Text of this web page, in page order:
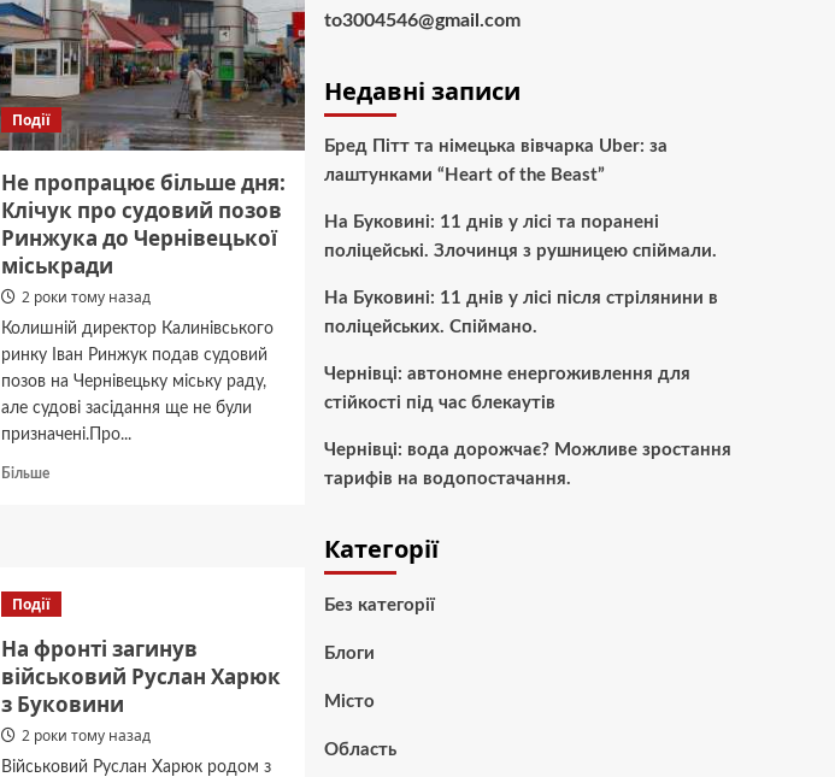
Події
Не пропрацює більше дня:
Клічук про судовий позов
Ринжука до Чернівецької
міськради
2 роки тому назад
Колишній директор Калинівського
ринку Іван Ринжук подав судовий
позов на Чернівецьку міську раду,
але судові засідання ще не були
призначені.Про...
БільшеДокладніше
Клічук
судовий
позов
Ринжука
Чернівецької
міськради
Події
На фронті загинув
військовий Руслан Харюк
з Буковини
2 роки тому назад
Військовий Руслан Харюк родом з
to3004546@gmail.com
Недавні записи
Бред Пітт та німецька вівчарка Uber: за
лаштунками “Heart of the Beast”
На Буковині: 11 днів у лісі та поранені
поліцейські. Злочинця з рушницею спіймали.
На Буковині: 11 днів у лісі після стрілянини в
поліцейських. Спіймано.
Чернівці: автономне енергоживлення для
стійкості під час блекаутів
Чернівці: вода дорожчає? Можливе зростання
тарифів на водопостачання.
Категорії
Без категорії
Блоги
Місто
Область